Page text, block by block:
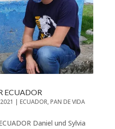
ECUADOR
| ECUADOR,PAN DE VIDA
Daniel und Sylvia